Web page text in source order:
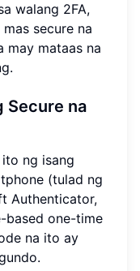
walang 2FA,
secure na
may mataas na
Secure na
ng isang
(tulad ng
Authenticator,
based one-time
na ito ay